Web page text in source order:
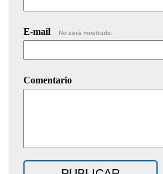
E-mail No será mostrado.
Comentario